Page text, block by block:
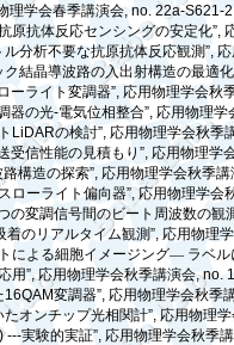
理学会春季講演会, no. 22a-S621-
原抗体反応センシングの安定化”,
分析不要な抗原抗体反応観測”,
結晶導波路の入出射構造の最適化
ーライト変調器”, 応用物理学会秋
器の光-電気位相整合”, 応用物理学
LiDARの検討”, 応用物理学会秋季
受信性能の見積もり”, 応用物理学
構造の探索”, 応用物理学会秋季講
ローライト偏向器”,応用物理学会
の変調信号間のビート周波数の観
着のリアルタイム観測”,応用物理
による細胞イメージング–– ラベ
用”,応用物理学会秋季講演会, no.
16QAM変調器”, 応用物理学会秋季
オンチップ光相関計”,応用物理
---実験的実証”, 応用物理学会秋季